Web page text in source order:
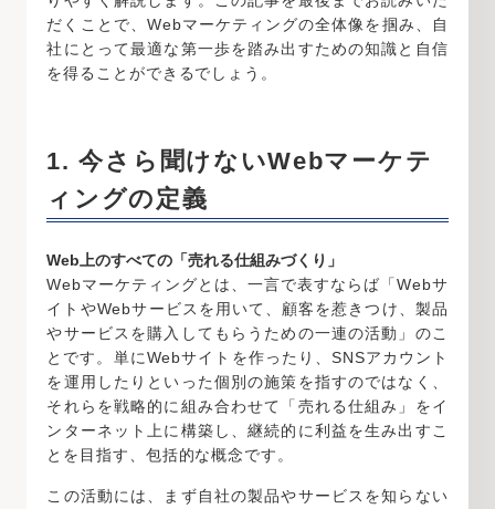
だくことで、Webマーケティングの全体像を掴み、自
社にとって最適な第一歩を踏み出すための知識と自信
を得ることができるでしょう。
1. 今さら聞けないWebマーケテ
ィングの定義
Web上のすべての「売れる仕組みづくり」
Webマーケティングとは、一言で表すならば「Webサ
イトやWebサービスを用いて、顧客を惹きつけ、製品
やサービスを購入してもらうための一連の活動」のこ
とです。単にWebサイトを作ったり、SNSアカウント
を運用したりといった個別の施策を指すのではなく、
それらを戦略的に組み合わせて「売れる仕組み」をイ
ンターネット上に構築し、継続的に利益を生み出すこ
とを目指す、包括的な概念です。
この活動には、まず自社の製品やサービスを知らない